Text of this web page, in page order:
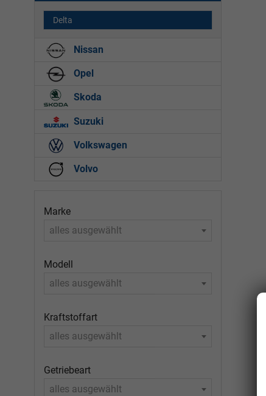
Delta
Nissan
Opel
Skoda
Suzuki
Volkswagen
Volvo
Marke
alles ausgewählt
Modell
alles ausgewählt
Kraftstoffart
alles ausgewählt
Getriebeart
alles ausgewählt